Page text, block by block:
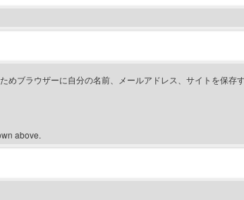
めブラウザーに自分の名前、メールアドレス、サイトを保存す
above.